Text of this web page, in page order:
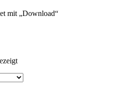
mit „Download“